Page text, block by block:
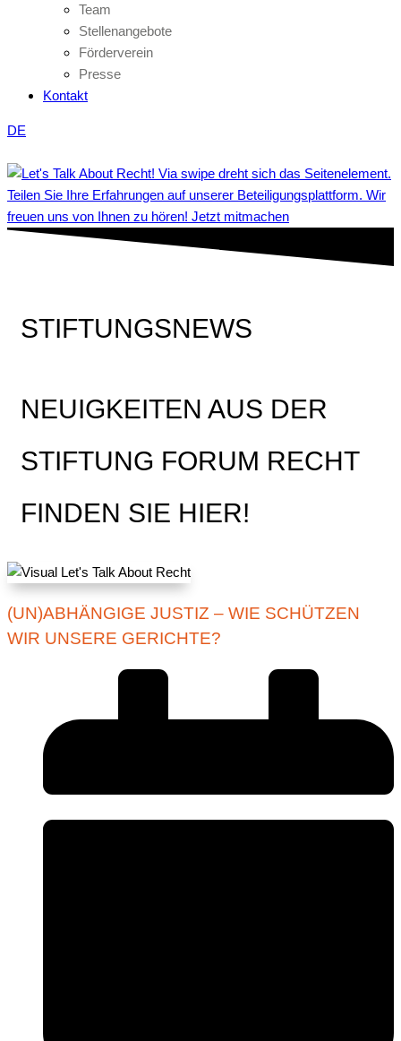
Team
Stellenangebote
Förderverein
Presse
Kontakt
DE
Teilen Sie Ihre Erfahrungen auf unserer Beteiligungsplattform. Wir
freuen uns von Ihnen zu hören! Jetzt mitmachen
STIFTUNGSNEWS
NEUIGKEITEN AUS DER
STIFTUNG FORUM RECHT
FINDEN SIE HIER!
(UN)ABHÄNGIGE JUSTIZ – WIE SCHÜTZEN
WIR UNSERE GERICHTE?